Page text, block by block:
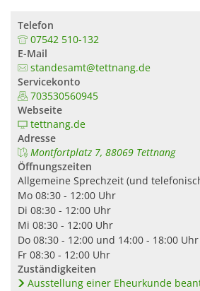
Telefon
07542 510-132
E-Mail
standesamt@tettnang.de
Servicekonto
703530560945
Webseite
tettnang.de
Adresse
Montfortplatz 7, 88069 Tettnang
Öffnungszeiten
Allgemeine Sprechzeit (und
Mo 08:30 - 12:00 Uhr
Di 08:30 - 12:00 Uhr
Mi 08:30 - 12:00 Uhr
Do 08:30 - 12:00 und 14:00 - 18:00 Uhr
Fr 08:30 - 12:00 Uhr
Zuständigkeiten
Ausstellung einer Eheurkunde